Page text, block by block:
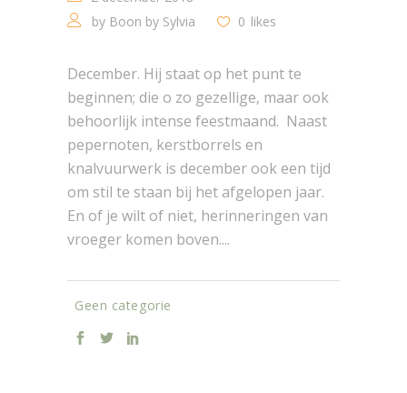
by Boon by Sylvia 0 likes
December. Hij staat op het punt te
beginnen; die o zo gezellige, maar ook
behoorlijk intense feestmaand. Naast
pepernoten, kerstborrels en
knalvuurwerk is december ook een tijd
om stil te staan bij het afgelopen jaar.
En of je wilt of niet, herinneringen van
vroeger komen boven....
Geen categorie